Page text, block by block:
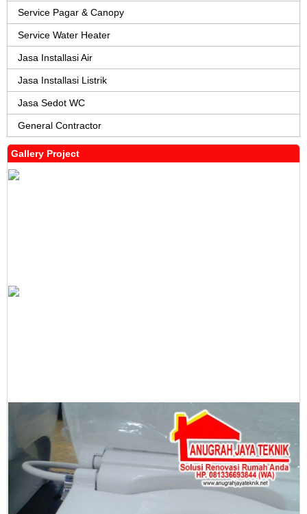
Service Pagar & Canopy
Service Water Heater
Jasa Installasi Air
Jasa Installasi Listrik
Jasa Sedot WC
General Contractor
Gallery Project